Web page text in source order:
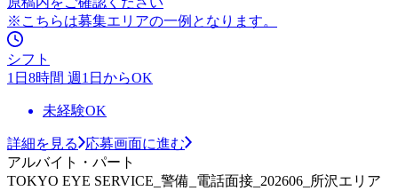
※こちらは募集エリアの一例となります。
シフト
1日8時間 週1日からOK
未経験OK
詳細を見る
応募画面に進む
アルバイト・パート
TOKYO EYE SERVICE_警備_電話面接_202606_所沢エリア